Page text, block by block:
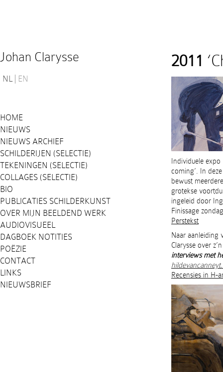
Johan Clarysse
NL EN
HOME
NIEUWS
NIEUWS ARCHIEF
SCHILDERIJEN (SELECTIE)
TEKENINGEN (SELECTIE)
COLLAGES (SELECTIE)
BIO
PUBLICATIES SCHILDERKUNST
OVER MIJN BEELDEND WERK
AUDIOVISUEEL
DAGBOEK NOTITIES
POËZIE
CONTACT
LINKS
NIEUWSBRIEF
2011
Individuele
coming’. In
bewust
grotekse
ingeleid door
Finissage
Perstekst
Naar aanleiding
Clarysse over
interviews met
Recensies in H-